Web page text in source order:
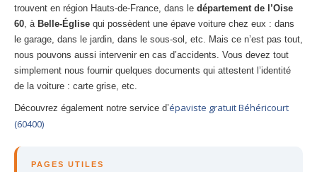
trouvent en région Hauts-de-France, dans le département de l’Oise
60, à Belle-Église qui possèdent une épave voiture chez eux : dans
le garage, dans le jardin, dans le sous-sol, etc. Mais ce n’est pas tout,
nous pouvons aussi intervenir en cas d’accidents. Vous devez tout
simplement nous fournir quelques documents qui attestent l’identité
de la voiture : carte grise, etc.
Découvrez également notre service d’épaviste gratuit Béhéricourt
(60400)
PAGES UTILES